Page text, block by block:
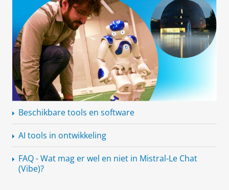
Beschikbare tools en software
AI tools in ontwikkeling
FAQ - Wat mag er wel en niet in Mistral-Le Chat
(Vibe)?